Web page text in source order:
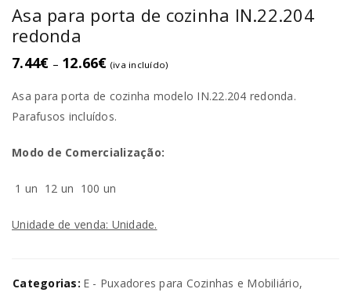
Asa para porta de cozinha IN.22.204
redonda
7.44€ – 12.66€ (iva incluído)
Asa para porta de cozinha modelo IN.22.204 redonda.
Parafusos incluídos.
Modo de Comercialização:
1 un 12 un 100 un
Unidade de venda: Unidade.
Categorias: E - Puxadores para Cozinhas e Mobiliário,